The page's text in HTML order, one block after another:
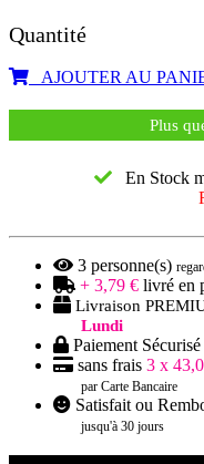
Quantité
AJOUTER AU
Plus
En Stock
3 personne(s)
+ 3,79 € livré en
Livraison
Lundi
Paiement Sécurisé
sans frais 3 x
par Carte Bancaire
Satisfait ou
jusqu'à 30 jours